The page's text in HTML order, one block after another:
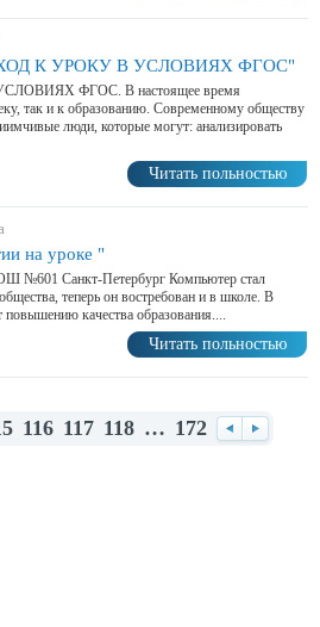
К УРОКУ В УСЛОВИЯХ ФГОС"
ФГОС. В настоящее время
так и к образованию. Современному обществу
люди, которые могут: анализировать
Читать польностью
на уроке "
№601 Санкт-Петербург Компьютер стал
теперь он востребован и в школе. В
повышению качества образования....
Читать польностью
116 117 118 … 172